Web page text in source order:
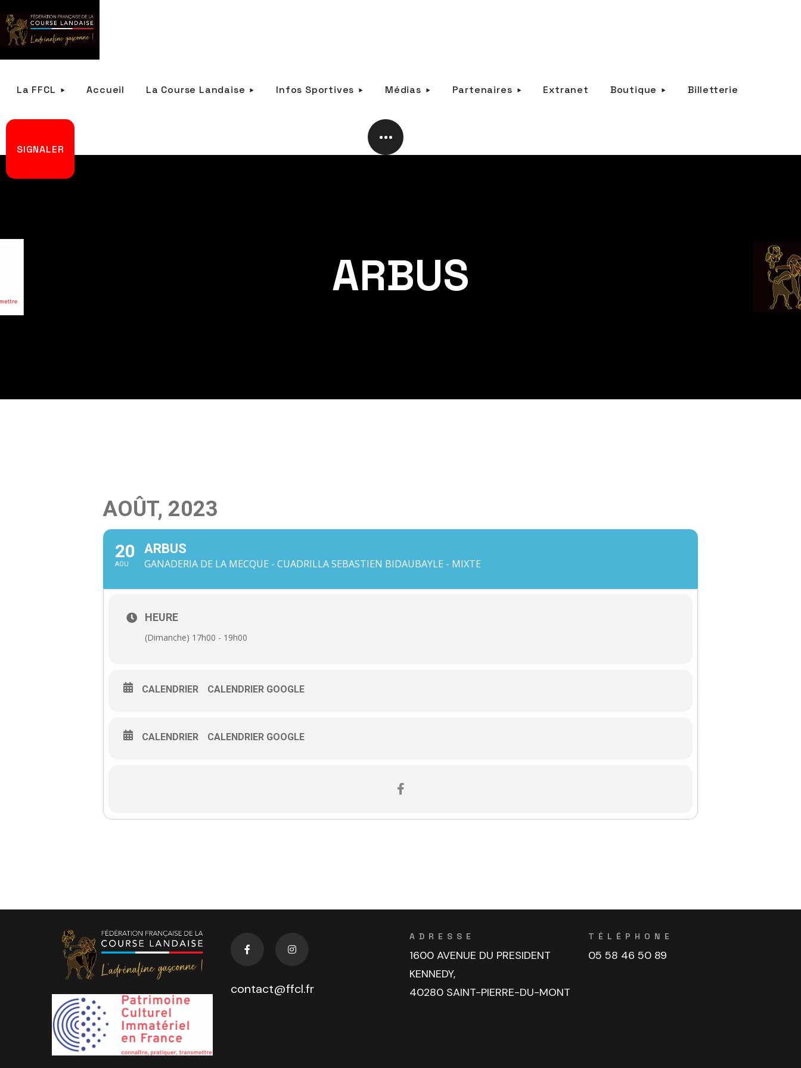
La FFCL Accueil La Course Landaise Infos Sportives Médias Partenaires Extranet Boutique Billetterie
SIGNALER
ARBUS
AOÛT, 2023
20
AOU
ARBUS
GANADERIA DE LA MECQUE - CUADRILLA SEBASTIEN BIDAUBAYLE - MIXTE
HEURE
(Dimanche) 17h00 - 19h00
CALENDRIER CALENDRIER GOOGLE
CALENDRIER CALENDRIER GOOGLE
contact@ffcl.fr
ADRESSE
1600 AVENUE DU PRESIDENT
KENNEDY,
40280 SAINT-PIERRE-DU-MONT
TÉLÉPHONE
05 58 46 50 89